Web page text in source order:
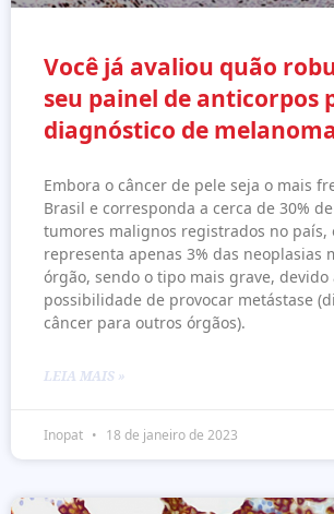
Você já avaliou quão
seu painel de anticorpos
diagnóstico de
Embora o câncer de pele seja o mais
Brasil e corresponda a cerca de 30%
tumores malignos registrados no país,
representa apenas 3% das neoplasias
órgão, sendo o tipo mais grave, devido
possibilidade de provocar metástase
câncer para outros órgãos).
LEIA MAIS »
Inopat 18 de janeiro de 2023